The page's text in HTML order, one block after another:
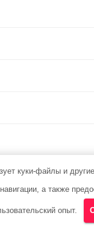
куки-файлы и
а также
опыт.